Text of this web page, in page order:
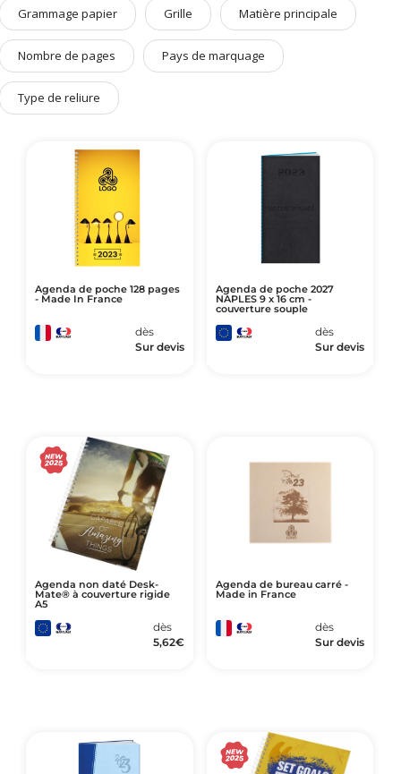
Art de Vivre à la Française
Plantes et Graines
Bien être & Sécurité
Sports, loisirs & jouets
PLV & Mobiliers Pub
Packaging sur-mesure
Temps Forts de l'Année
Evénement Entreprise
Grammage papier Grille Matière principale
Nombre de pages Pays de marquage
Type de reliure
Agenda de poche 128 pages
- Made In France
dès
Sur devis
Agenda de poche 2027
NAPLES 9 x 16 cm -
couverture souple
dès
Sur devis
Agenda non daté Desk-
Mate® à couverture rigide
A5
dès
5,62€
Agenda de bureau carré -
Made in France
dès
Sur devis